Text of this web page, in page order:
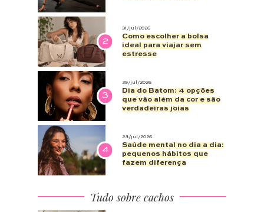
2
31/jul/2026
Como escolher a bolsa
ideal para viajar sem
estresse
3
29/jul/2026
Dia do Batom: 4 opções
que vão além da cor e são
verdadeiras joias
4
28/jul/2026
Saúde mental no dia a dia:
pequenos hábitos que
fazem diferença
Tudo sobre cachos